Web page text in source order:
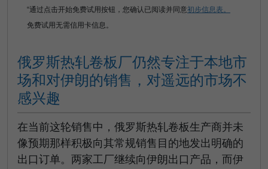
“通过点击开始免费试用按钮，您确认已阅读并同意初步信息表。
免费试用无需信用卡信息。
俄罗斯热轧卷板厂仍然专注于本地市
场和对伊朗的销售，对遥远的市场不
感兴趣
在当前这轮销售中，俄罗斯热轧卷板生产商并未
像预期那样积极向其常规销售目的地发出明确的
出口订单。两家工厂继续向伊朗出口产品，而伊